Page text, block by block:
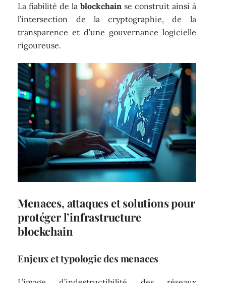
La fiabilité de la blockchain se construit ainsi à
l’intersection de la cryptographie, de la
transparence et d’une gouvernance logicielle
rigoureuse.
Menaces, attaques et solutions pour
protéger l’infrastructure
blockchain
Enjeux et typologie des menaces